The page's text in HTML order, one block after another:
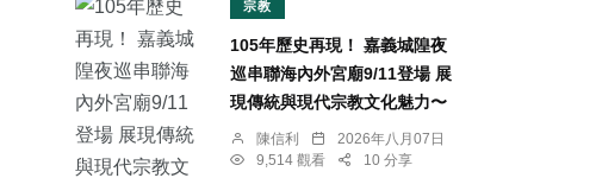
宗教
105年歷史再現！ 嘉義城隍夜
巡串聯海內外宮廟9/11登場 展
現傳統與現代宗教文化魅力〜
陳信利
2026年八月07日
9,514 觀看
10 分享